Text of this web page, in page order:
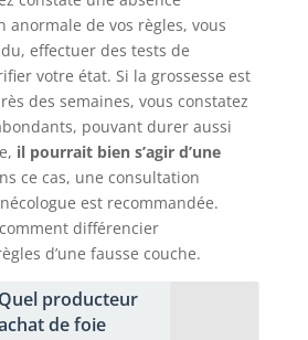
anormale de vos règles, vous
effectuer des tests de
votre état. Si la grossesse est
des semaines, vous constatez
pouvant durer aussi
il pourrait bien s’agir d’une
ce cas, une consultation
est recommandée.
différencier
d’une fausse couche.
Quel producteur
de foie